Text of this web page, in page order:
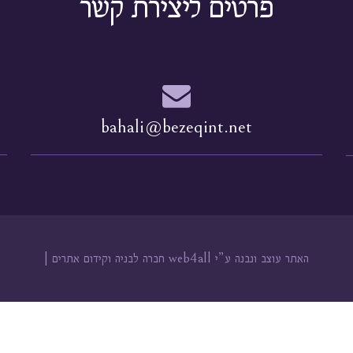
bahali@bezeqint.net
האתר עוצב ונבנה ע”י web4all חברה לבניה וקידום אתרים |